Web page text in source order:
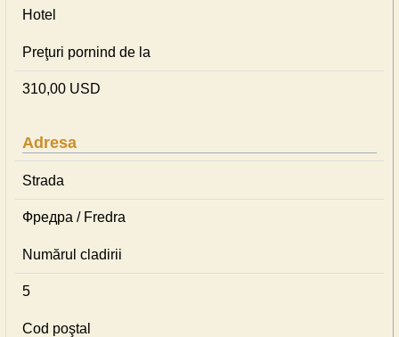
Hotel
Preţuri pornind de la
310,00 USD
Adresa
Strada
Фредра / Fredra
Numărul cladirii
5
Cod poştal